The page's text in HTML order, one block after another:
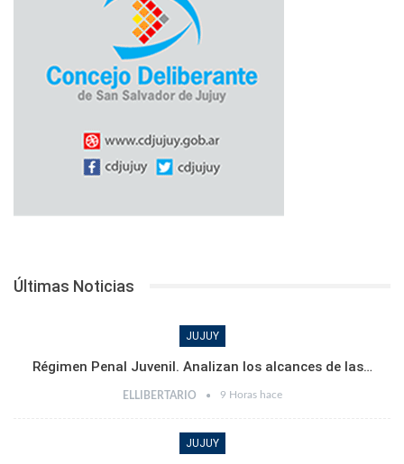
Últimas Noticias
JUJUY
Régimen Penal Juvenil. Analizan los alcances de las…
ELLIBERTARIO 9 Horas hace
JUJUY